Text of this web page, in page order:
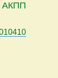
АКПП